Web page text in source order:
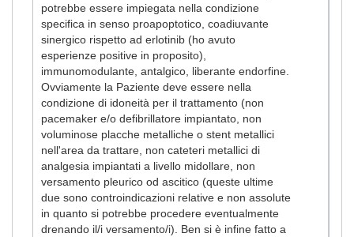
potrebbe essere impiegata nella condizione
specifica in senso proapoptotico, coadiuvante
sinergico rispetto ad erlotinib (ho avuto
esperienze positive in proposito),
immunomodulante, antalgico, liberante endorfine.
Ovviamente la Paziente deve essere nella
condizione di idoneità per il trattamento (non
pacemaker e/o defibrillatore impiantato, non
voluminose placche metalliche o stent metallici
nell'area da trattare, non cateteri metallici di
analgesia impiantati a livello midollare, non
versamento pleurico od ascitico (queste ultime
due sono controindicazioni relative e non assolute
in quanto si potrebbe procedere eventualmente
drenando il/i versamento/i). Ben si è infine fatto a